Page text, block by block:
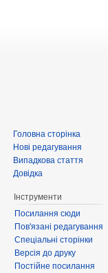
Головна сторінка
Нові редагування
Випадкова стаття
Довідка
Інструменти
Посилання сюди
Пов'язані редагування
Спеціальні сторінки
Версія до друку
Постійне посилання